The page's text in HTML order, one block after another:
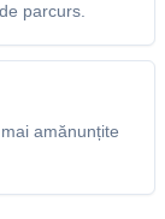
parcurs.
amănunțite